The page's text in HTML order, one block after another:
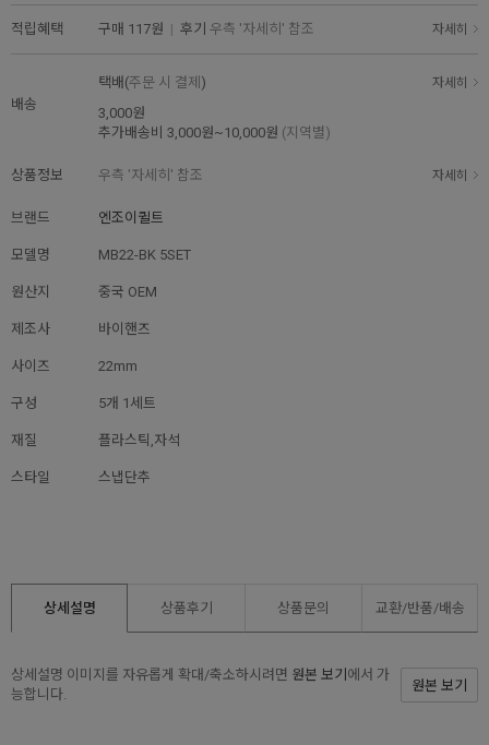
적립혜택 구매 117원 | 후기 우측 '자세히' 참조 자세히
배송
택배(주문 시 결제 ) 자세히
3,000원
추가배송비 3,000원~10,000원 (지역별)
상품정보 우측 '자세히' 참조 자세히
브랜드 엔조이퀼트
모델명 MB22-BK 5SET
원산지 중국 OEM
제조사 바이핸즈
사이즈 22mm
구성 5개 1세트
재질 플라스틱,자석
스타일 스냅단추
상세설명 상품후기 상품문의 교환/반품/배송
상세설명 이미지를 자유롭게 확대/축소하시려면 원본 보기 에서 가
능합니다.
원본 보기